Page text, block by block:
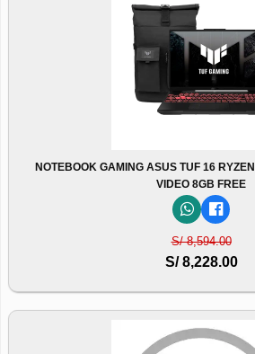
NOTEBOOK GAMING ASUS TUF 16
VIDEO 8GB FREE
S/ 8,594.00
S/ 8,228.00